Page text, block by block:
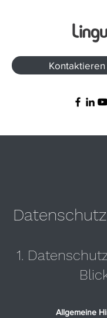
Kontaktieren
1.
Allgemeine